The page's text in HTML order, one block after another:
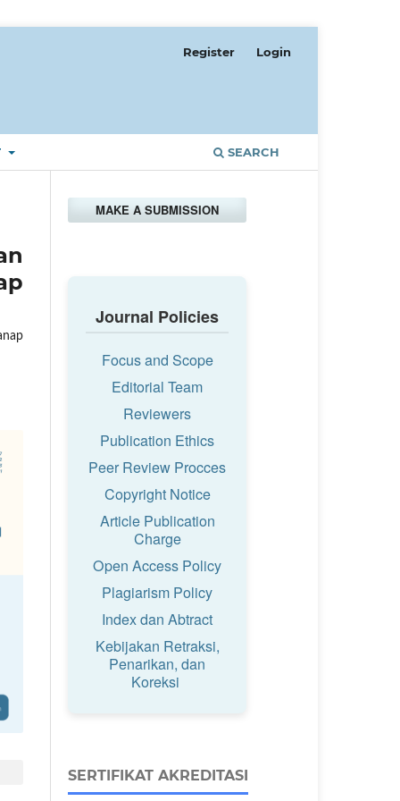
SEARCH
Register Login
MAKE A SUBMISSION
Journal Policies
Focus and Scope
Editorial Team
Reviewers
Publication Ethics
Peer Review Procces
Copyright Notice
Article Publication
Charge
Open Access Policy
Plagiarism Policy
Index dan Abtract
Kebijakan Retraksi,
Penarikan, dan
Koreksi
SERTIFIKAT AKREDITASI